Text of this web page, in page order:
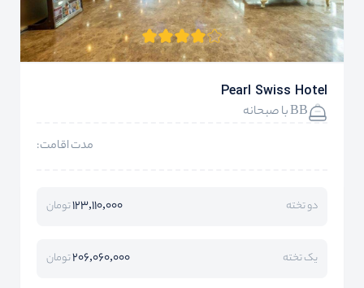
Pearl Swiss Hotel
BB با صبحانه
مدت اقامت:
دو تخته 123,110,000تومان
یک تخته 206,060,000تومان